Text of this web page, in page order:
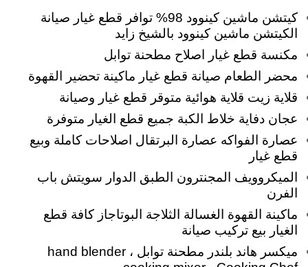
كيتشن ماشين كينوود 98% توافر قطع غيار صيانة
الكيتشن ماشين كينوود بالشيخ زايد
مكنسة قطع غيار اصلاح مطحنة توابل
محضر الطعام صيانة قطع غيار ماكينة تحضير القهوة
قلاية زيت قلاية هوائية متوقر قطع غيار وصيانة
عجان دفاية خلاط الكبة جميع قطع الغيار متوفرة
عصارة الفواكه عصارة البرتقال اصلاحات كاملة وبيع
قطع غيار
الميكروويف المجنترون الطبق الدوار سويتش باب
الفرن
ماكينة القهوة الغسالة الثلاجة البوتاجاز كافة قطع
الغيار بيع تركيب صيانة
ميكسر هاند بلندر مطحنة توابل hand blender ،